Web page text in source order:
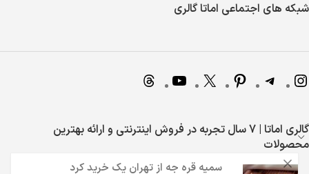
شبکه های اجتماعی اماتا گالری
گالری اماتا | 7 سال تجربه در فروش اینترنتی و ارائه بهترین
محصولات
سمیه قره جه ازتهران یک خرید کرد